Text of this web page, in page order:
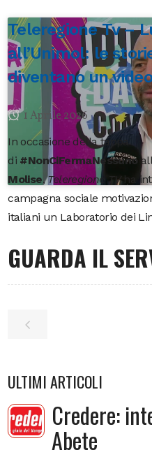
Teleregione Tv –
all’Unimol: le
diventano un
1 Aprile 2026
In occasione della tappa
di #NonCiFermaNessuno
Molise,Teleregione TVha
campagna sociale
italiani un Laboratorio dei
GUARDA IL
ULTIMI ARTICOLI
Credere:
Abete